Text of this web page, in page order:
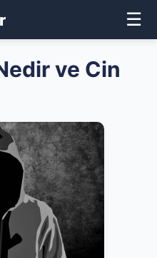
☰
ve Cin